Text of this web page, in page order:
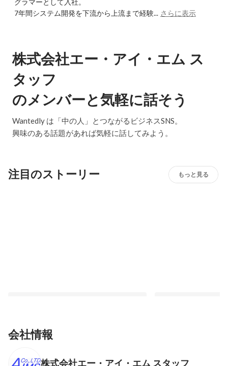
グラマーとして入社。
7年間システム開発を下流から上流まで経験... さらに表示
株式会社エー・アイ・エム ス
タッフ
のメンバーと気軽に話そう
Wantedly は「中の人」とつながるビジネスSNS。
興味のある話題があれば気軽に話してみよう。
注目のストーリー もっと見る
【先端技術チーム座談会】AI・IoT領域に
現場のエンジニアが
会社情報
株式会社エー・アイ・エム スタッフ